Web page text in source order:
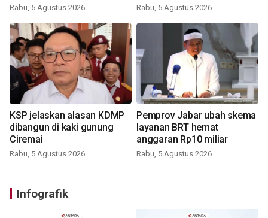
Rabu, 5 Agustus 2026 Rabu, 5 Agustus 2026
KSP jelaskan alasan KDMP
dibangun di kaki gunung
Ciremai
Rabu, 5 Agustus 2026
Pemprov Jabar ubah skema
layanan BRT hemat
anggaran Rp10 miliar
Rabu, 5 Agustus 2026
Infografik